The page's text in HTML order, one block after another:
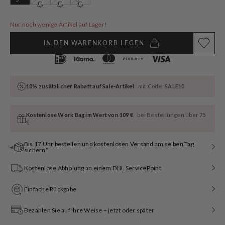
ausverkauft
verfügbar
ausverkauft
verfügbar
ausverkauft
verfügbar
ausverkauft
verfügbar
Nur noch wenige Artikel auf Lager!
IN DEN WARENKORB LEGEN
10% zusätzlicher Rabatt auf Sale-Artikel mit Code:SALE10
Kostenlose Work Bag im Wert von 109 €
bei Bestellungen über 75
€
Bis 17 Uhr bestellen und kostenlosen Versand am selben Tag
sichern*
Kostenlose Abholung an einem DHL ServicePoint
Einfache Rückgabe
Bezahlen Sie auf Ihre Weise – jetzt oder später